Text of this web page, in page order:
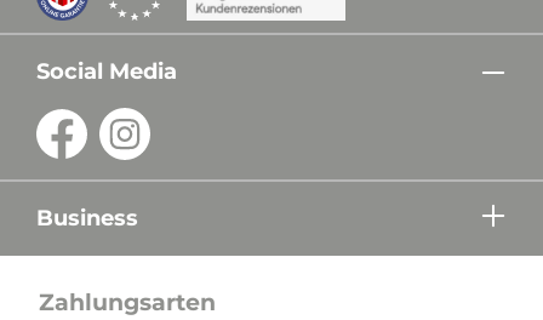
Social Media
Business
Zahlungsarten